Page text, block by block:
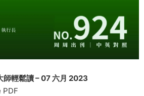
輕鬆讀 – 07 六月 2023
PDF